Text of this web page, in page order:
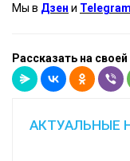
Мы в Дзен и Telegram
Рассказать на
АКТУАЛЬНЫЕ